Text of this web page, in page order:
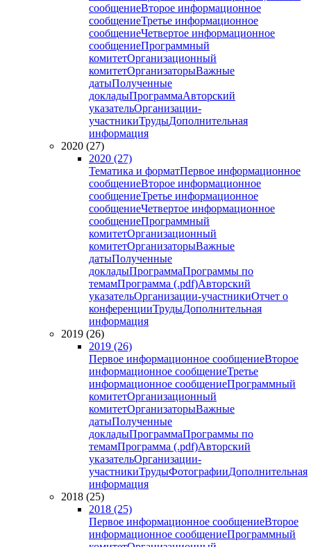
сообщениеВторое информационное
сообщениеТретье информационное
сообщениеЧетвертое информационное
сообщениеПрограммный
комитетОрганизационный
комитетОрганизаторыВажные
датыПолученные
докладыПрограммаАвторский
указательОрганизации-
участникиТрудыДополнительная
информация
2020 (27)
2020 (27)
Тематика и форматПервое информационное
сообщениеВторое информационное
сообщениеТретье информационное
сообщениеЧетвертое информационное
сообщениеПрограммный
комитетОрганизационный
комитетОрганизаторыВажные
датыПолученные
докладыПрограммаПрограммы по
темамПрограмма (.pdf)Авторский
указательОрганизации-участникиОтчет о
конференцииТрудыДополнительная
информация
2019 (26)
2019 (26)
Первое информационное сообщениеВторое
информационное сообщениеТретье
информационное сообщениеПрограммный
комитетОрганизационный
комитетОрганизаторыВажные
датыПолученные
докладыПрограммаПрограммы по
темамПрограмма (.pdf)Авторский
указательОрганизации-
участникиТрудыФотографииДополнительная
информация
2018 (25)
2018 (25)
Первое информационное сообщениеВторое
информационное сообщениеПрограммный